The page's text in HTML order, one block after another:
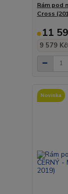
Rám pod
Cross
11
9 579 Kč
Novinka